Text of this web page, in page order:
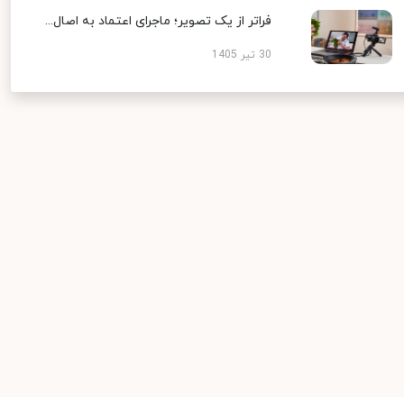
فراتر از یک تصویر؛ ماجرای اعتماد به اصال...
30 تیر 1405